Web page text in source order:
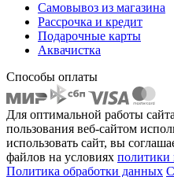
Самовывоз из магазина
Рассрочка и кредит
Подарочные карты
Аквачистка
Способы оплаты
Для оптимальной работы
пользования веб-сайтом
использовать сайт, вы
файлов на условиях политики
Политика обработки данных